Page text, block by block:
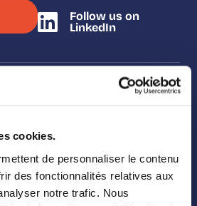
cookies.
de personnaliser le contenu
des fonctionnalités relatives aux
notre trafic. Nous
Follow us on
LinkedIn